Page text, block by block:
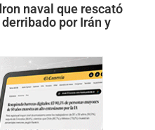
naval que rescató
por Irán y